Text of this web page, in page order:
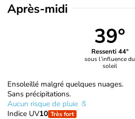
Après-midi
39°
Ressenti 44°
sous l’influence du
soleil
Ensoleillé malgré quelques nuages.
Sans précipitations.
Aucun risque de pluie
Indice UV10 Très fort